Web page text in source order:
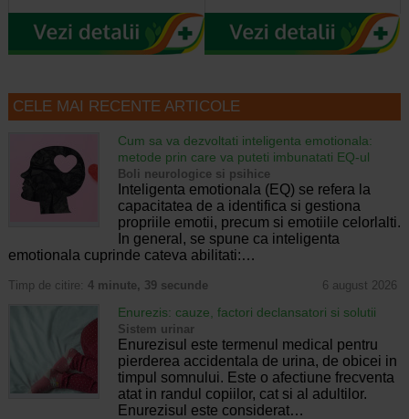
CELE MAI RECENTE ARTICOLE
Cum sa va dezvoltati inteligenta emotionala:
metode prin care va puteti imbunatati EQ-ul
Boli neurologice si psihice
Inteligenta emotionala (EQ) se refera la
capacitatea de a identifica si gestiona
propriile emotii, precum si emotiile celorlalti.
In general, se spune ca inteligenta
emotionala cuprinde cateva abilitati:…
Timp de citire: 4 minute, 39 secunde 6 august 2026
Enurezis: cauze, factori declansatori si solutii
Sistem urinar
Enurezisul este termenul medical pentru
pierderea accidentala de urina, de obicei in
timpul somnului. Este o afectiune frecventa
atat in randul copiilor, cat si al adultilor.
Enurezisul este considerat…